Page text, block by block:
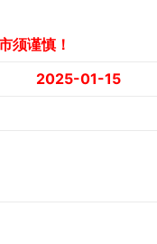
须谨慎！
2025-01-15